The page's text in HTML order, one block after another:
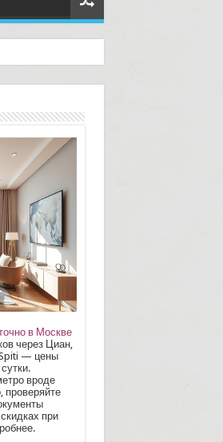
в Москве
через Циан,
— цены
вроде
при